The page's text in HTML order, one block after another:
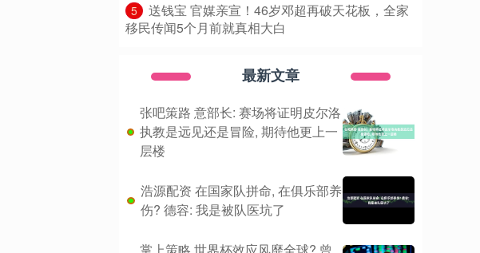
5
​送钱宝 官媒亲宣！46岁邓超再破天花板，全家
移民传闻5个月前就真相大白
最新文章
张吧策路 意部长: 赛场将证明皮尔洛
执教是远见还是冒险, 期待他更上一
层楼
浩源配资 在国家队拼命, 在俱乐部养
伤? 德容: 我是被队医坑了